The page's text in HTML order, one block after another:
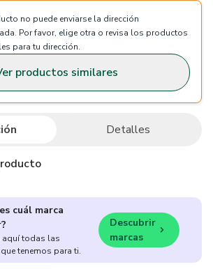
no puede enviarse la dirección
Por favor, elige otra o revisa los productos
para tu dirección.
productos similares
Detalles
cuál marca
aquí todas las
tenemos para ti.
Descubrir
marcas